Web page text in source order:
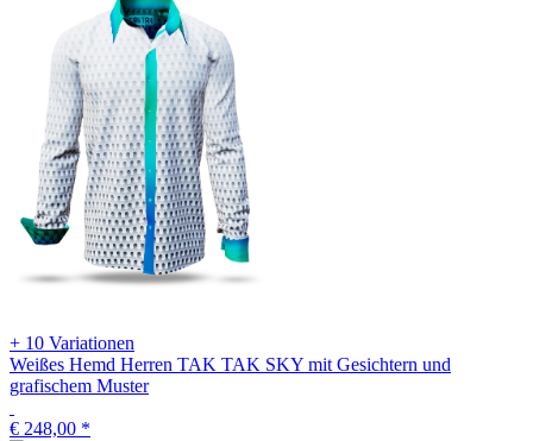
+ 10 Variationen
Weißes Hemd Herren TAK TAK SKY mit Gesichtern und
grafischem Muster
€ 248,00 *